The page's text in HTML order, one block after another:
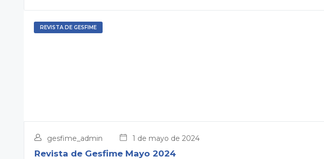
REVISTA DE GESFIME
gesfime_admin 1 de mayo de 2024
Revista de Gesfime Mayo 2024